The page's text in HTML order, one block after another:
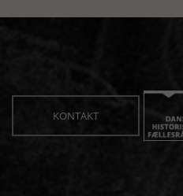
KONTAKT